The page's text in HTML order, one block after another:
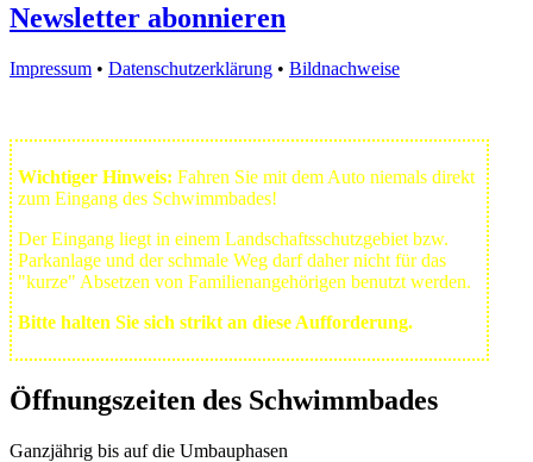
Newsletter abonnieren
Impressum • Datenschutzerklärung • Bildnachweise
Wichtiger Hinweis: Fahren Sie mit dem Auto niemals direkt
zum Eingang des Schwimmbades!
Der Eingang liegt in einem Landschafts­schutzgebiet bzw.
Park­anlage und der schmale Weg darf daher nicht für das
"kurze" Absetzen von Familienangehörigen benutzt werden.
Bitte halten Sie sich strikt an diese Aufforderung.
Öffnungszeiten des Schwimmbades
Ganzjährig bis auf die Umbauphasen